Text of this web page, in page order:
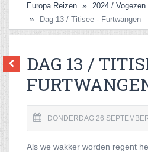
Europa Reizen
2024 / Vogezen
Dag 13 / Titisee - Furtwangen
DAG 13 /
DONDERDAG 26
Als we wakker worden regent